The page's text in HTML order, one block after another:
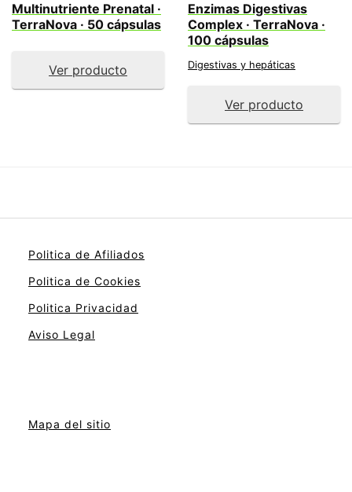
Multinutriente Prenatal ·
TerraNova · 50 cápsulas
Ver producto
Enzimas Digestivas
Complex · TerraNova ·
100 cápsulas
Digestivas y hepáticas
Ver producto
Politica de Afiliados
Politica de Cookies
Politica Privacidad
Aviso Legal
Mapa del sitio